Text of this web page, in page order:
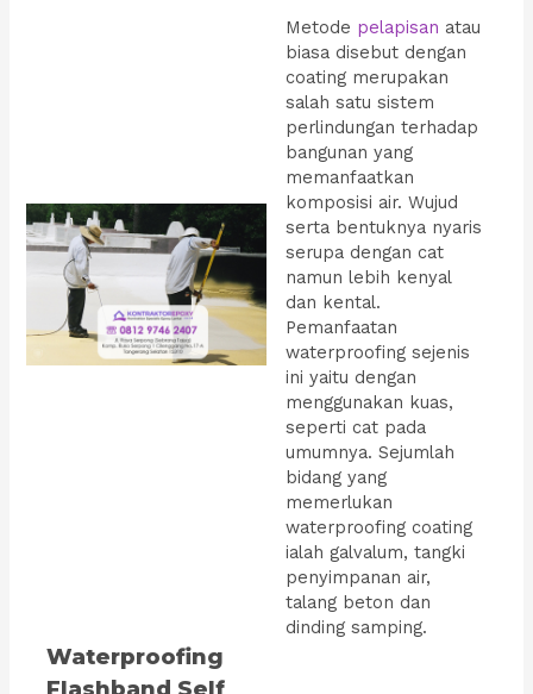
Metode pelapisan atau
biasa disebut dengan
coating merupakan
salah satu sistem
perlindungan terhadap
bangunan yang
memanfaatkan
komposisi air. Wujud
serta bentuknya nyaris
serupa dengan cat
namun lebih kenyal
dan kental.
Pemanfaatan
waterproofing sejenis
ini yaitu dengan
menggunakan kuas,
seperti cat pada
umumnya. Sejumlah
bidang yang
memerlukan
waterproofing coating
ialah galvalum, tangki
penyimpanan air,
talang beton dan
dinding samping.
Waterproofing